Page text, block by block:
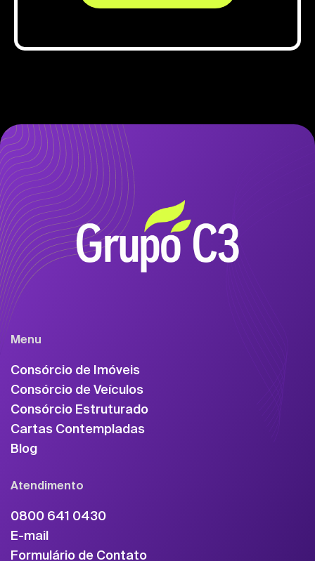
Menu
Consórcio de Imóveis
Consórcio de Veículos
Consórcio Estruturado
Cartas Contempladas
Blog
Atendimento
0800 641 0430
E-mail
Formulário de Contato